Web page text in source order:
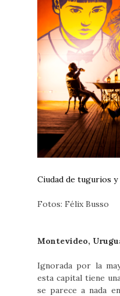
Ciudad de tugurios y
Fotos: Félix Busso
Montevideo,
Ignorada por la
esta capital tiene
se parece a nada